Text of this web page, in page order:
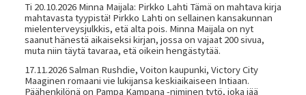
Ti 20.10.2026 Minna Maijala: Pirkko Lahti Tämä on mahtava kirja
mahtavasta tyypistä! Pirkko Lahti on sellainen kansakunnan
mielenterveysjulkkis, etä alta pois. Minna Maijala on nyt
saanut hänestä aikaiseksi kirjan, jossa on vajaat 200 sivua,
muta niin täytä tavaraa, etä oikein hengästytää.
17.11.2026 Salman Rushdie, Voiton kaupunki, Victory City
Maaginen romaani vie lukijansa keskiaikaiseen Intiaan.
Päähenkilönä on Pampa Kampana -niminen tytö, joka jää